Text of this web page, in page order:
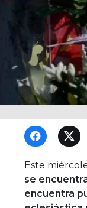
Este
se
encuentra